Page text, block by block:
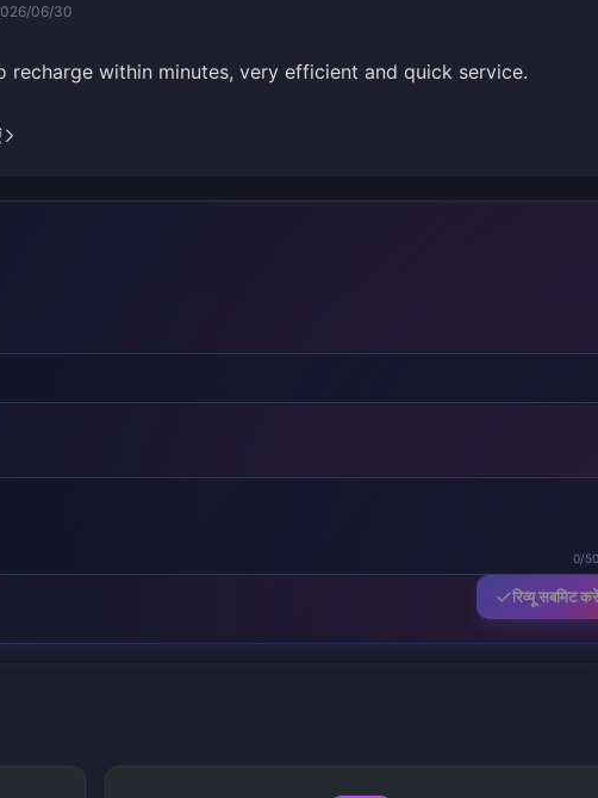
06/30
recharge within minutes, very efficient and quick service.
0/
रिव्यू सबमिट करें